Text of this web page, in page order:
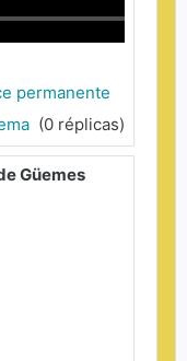
permanente
(0 réplicas)
Güemes